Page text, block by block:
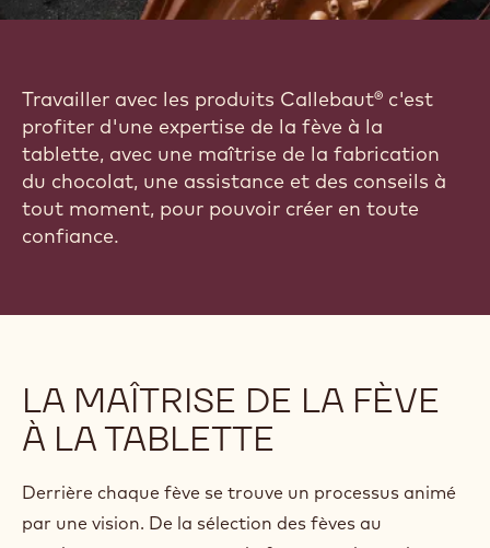
Travailler avec les produits Callebaut® c'est
profiter d'une expertise de la fève à la
tablette, avec une maîtrise de la fabrication
du chocolat, une assistance et des conseils à
tout moment, pour pouvoir créer en toute
confiance.
LA MAÎTRISE DE LA FÈVE
À LA TABLETTE
Derrière chaque fève se trouve un processus animé
par une vision. De la sélection des fèves au